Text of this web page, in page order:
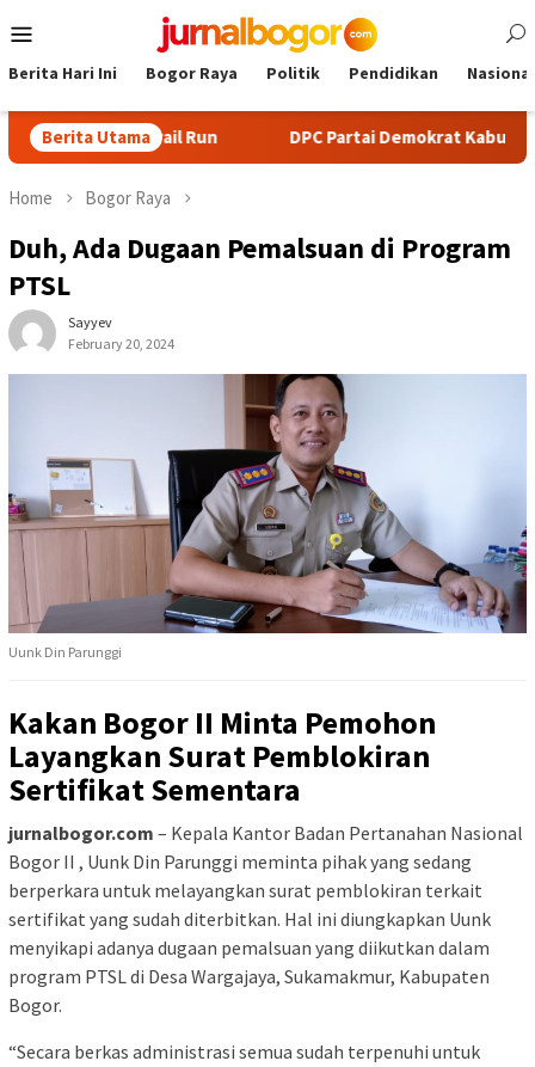
to
Menu
Berita Hari Ini Bogor Raya Politik Pendidikan Nasional
Berita Utama
Trail Run DPC Partai Demokrat Kabupaten Bogor
Home Bogor Raya
Duh, Ada Dugaan Pemalsuan di Program
PTSL
Sayyev
February 20, 2024
Uunk Din Parunggi
Kakan Bogor II Minta Pemohon
Layangkan Surat Pemblokiran
Sertifikat Sementara
jurnalbogor.com – Kepala Kantor Badan Pertanahan Nasional
Bogor II , Uunk Din Parunggi meminta pihak yang sedang
berperkara untuk melayangkan surat pemblokiran terkait
sertifikat yang sudah diterbitkan. Hal ini diungkapkan Uunk
menyikapi adanya dugaan pemalsuan yang diikutkan dalam
program PTSL di Desa Wargajaya, Sukamakmur, Kabupaten
Bogor.
“Secara berkas administrasi semua sudah terpenuhi untuk